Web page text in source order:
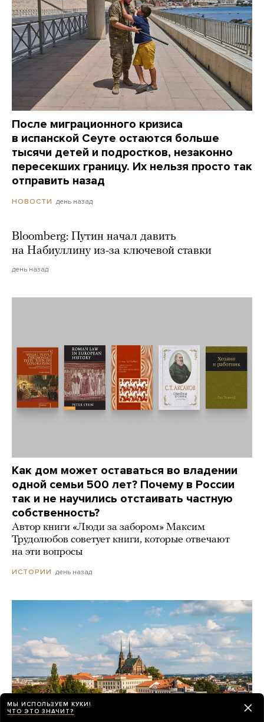
После миграционного кризиса
в испанской Сеуте остаются больше
тысячи детей и подростков, незаконно
пересекших границу. Их нельзя просто так
отправить назад
НОВОСТИ день назад
Bloomberg: Путин начал давить
на Набиуллину из-за ключевой ставки
день назад
Как дом может оставаться во владении
одной семьи 500 лет? Почему в России
так и не научились отстаивать частную
собственность?
Автор книги «Люди за забором» Максим
Трудолюбов советует книги, которые отвечают
на эти вопросы
ИСТОРИИ день назад
МЫ ИСПОЛЬЗУЕМ КУКИ!
ЧТО ЭТО ЗНАЧИТ?